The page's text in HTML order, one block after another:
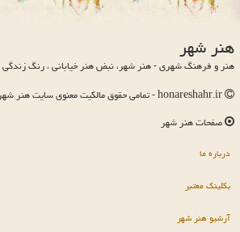
هنر شهر
هنر و فرهنگ شهری - هنر شهر، نبض هنر خیابانی ، رنگ زندگی
صفحات هنر شهر
درباره ما
بکلینک معتبر
آرشیو هنر شهر